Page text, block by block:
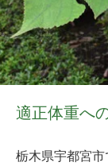
適正体重へ
栃木県宇都宮